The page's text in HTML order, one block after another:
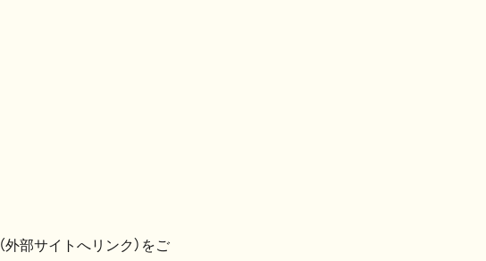
（外部サイトへリンク）をご